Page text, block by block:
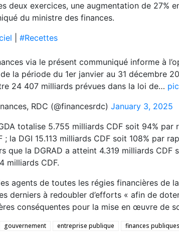
deux exercices, une augmentation de 27%
du ministre des finances.
#Recettes
via le présent communiqué informe à
la période du 1er janvier au 31 décembre
24 407 milliards prévues dans la loi de…
RDC (@financesrdc) January 3, 2025
totalise 5.755 milliards CDF soit 94%
; la DGI 15.113 milliards CDF soit 108% par
que la DGRAD a atteint 4.319 milliards CDF
milliards CDF.
agents de toutes les régies financières de
derniers à redoubler d’efforts « afin de
conséquentes pour la mise en œuvre de
gouvernement entreprise publique finances publiques